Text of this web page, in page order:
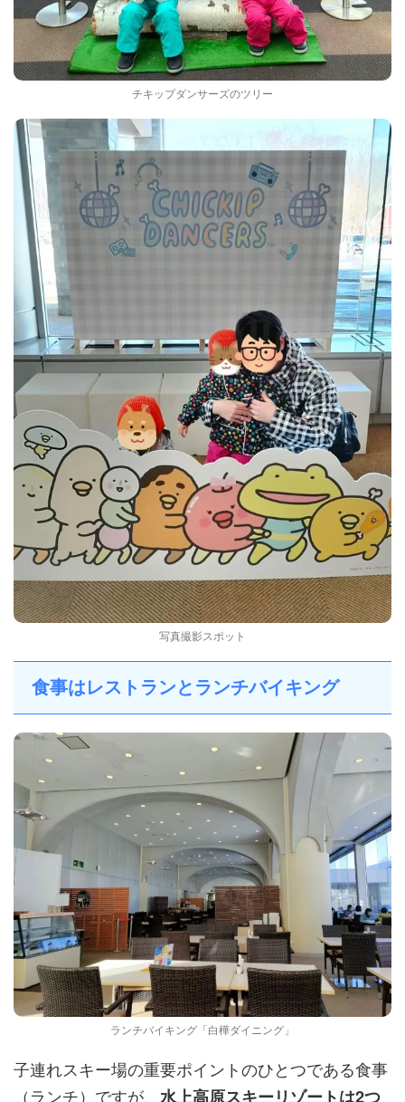
チキップダンサーズのツリー
写真撮影スポット
食事はレストランとランチバイキング
ランチバイキング「白樺ダイニング」
子連れスキー場の重要ポイントのひとつである食事
（ランチ）ですが、 水上高原スキーリゾートは2つ